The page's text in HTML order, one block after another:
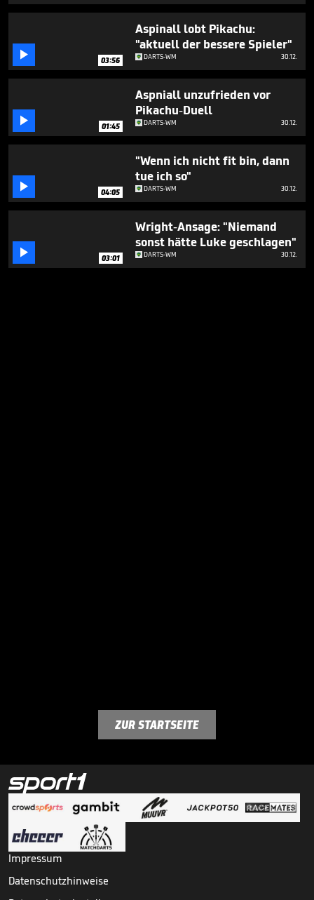
 03:56
Aspinall lobt Pikachu:
"aktuell der bessere Spieler"
DARTS-WM 30.12.
 01:45
Aspniall unzufrieden vor
Pikachu-Duell
DARTS-WM 30.12.
 04:05
"Wenn ich nicht fit bin, dann
tue ich so"
DARTS-WM 30.12.
 03:01
Wright-Ansage: "Niemand
sonst hätte Luke geschlagen"
DARTS-WM 30.12.
ZUR STARTSEITE
Impressum
Datenschutzhinweise